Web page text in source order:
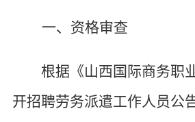
一、资格审查
根据《山西国际商务职
开招聘劳务派遣工作人员公